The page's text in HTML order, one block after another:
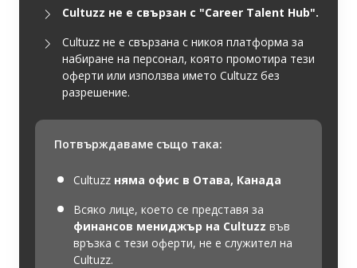
Cultuzz не е свързан с "Career Talent Hub".
Cultuzz не е свързана с никоя платформа за
набиране на персонал, която промотира тези
оферти или използва името Cultuzz без
разрешение.
Потвърждаваме също така:
Cultuzz няма офис в Отава, Канада
Всяко лице, което се представя за
финансов мениджър на Cultuzz във
връзка с тези оферти, не е служител на
Cultuzz.